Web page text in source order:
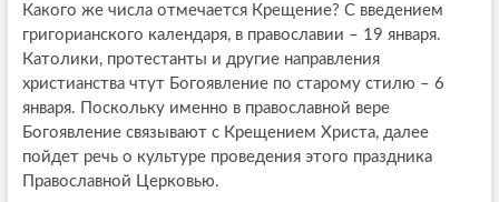
Какого же числа отмечается Крещение? С введением
григорианского календаря, в православии – 19 января.
Католики, протестанты и другие направления
христианства чтут Богоявление по старому стилю – 6
января. Поскольку именно в православной вере
Богоявление связывают с Крещением Христа, далее
пойдет речь о культуре проведения этого праздника
Православной Церковью.